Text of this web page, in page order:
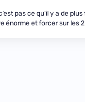
pas ce qu’il y a de
énorme et forcer sur les